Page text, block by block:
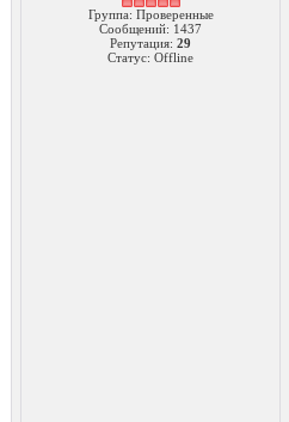
Группа: Проверенные
Сообщений: 1437
Репутация: 29
Статус: Offline